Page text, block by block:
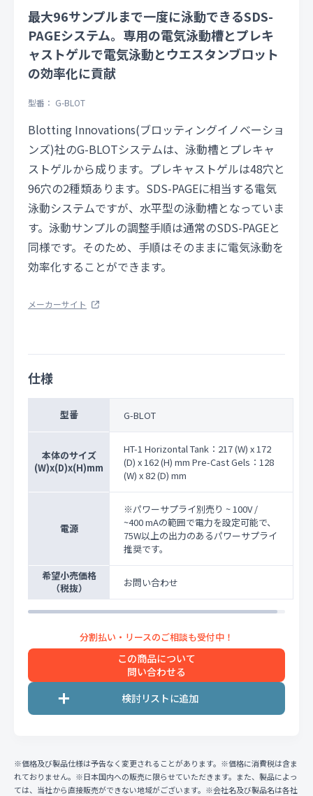
最大96サンプルまで一度に泳動できるSDS-
PAGEシステム。専用の電気泳動槽とプレキ
ャストゲルで電気泳動とウエスタンブロット
の効率化に貢献
型番： G-BLOT
Blotting Innovations(ブロッティングイノベーショ
ンズ)社のG-BLOTシステムは、泳動槽とプレキャ
ストゲルから成ります。プレキャストゲルは48穴と
96穴の2種類あります。SDS-PAGEに相当する電気
泳動システムですが、水平型の泳動槽となっていま
す。泳動サンプルの調整手順は通常のSDS-PAGEと
同様です。そのため、手順はそのままに電気泳動を
効率化することができます。
メーカーサイト
仕様
型番 G-BLOT
本体のサイズ
(W)x(D)x(H)mm
HT-1 Horizontal Tank：217 (W) x 172
(D) x 162 (H) mm Pre-Cast Gels：128
(W) x 82 (D) mm
電源
※パワーサプライ別売り ~ 100V /
~400 mAの範囲で電力を設定可能で、
75W以上の出力のあるパワーサプライ
推奨です。
希望小売価格
（税抜）
お問い合わせ
この商品について
問い合わせる
※価格及び製品仕様は予告なく変更されることがあります。※価格に消費税は含ま
れておりません。※日本国内への販売に限らせていただきます。また、製品によっ
ては、当社から直接販売ができない地域がございます。※会社名及び製品名は各社